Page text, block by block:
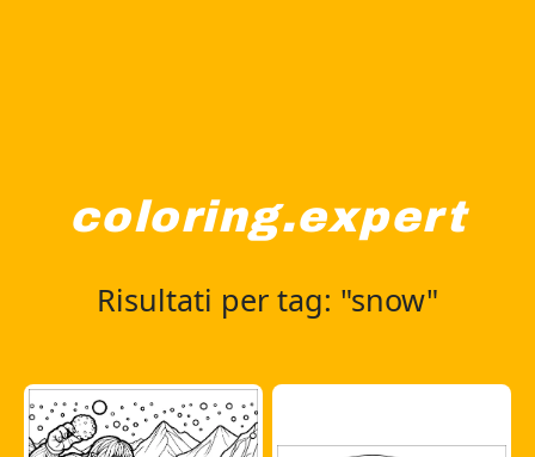
coloring.expert
Risultati per tag: "snow"